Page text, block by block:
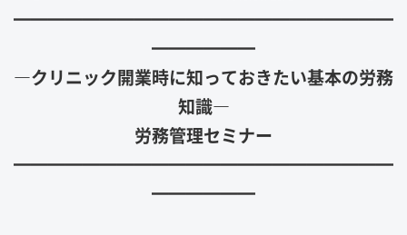
━━━━━━━━━━━━━━━━━━━━━━
━━━━━━
―クリニック開業時に知っておきたい基本の労務
知識―
労務管理セミナー
━━━━━━━━━━━━━━━━━━━━━━
━━━━━━